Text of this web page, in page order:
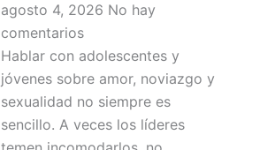
agosto 4, 2026 No hay
comentarios
Hablar con adolescentes y
jóvenes sobre amor, noviazgo y
sexualidad no siempre es
sencillo. A veces los líderes